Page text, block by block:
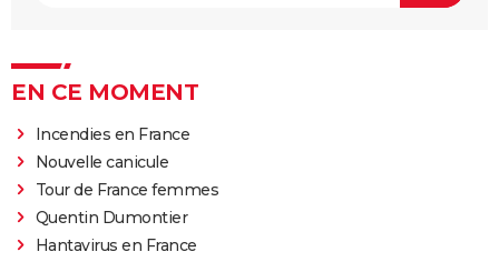
EN CE MOMENT
Incendies en France
Nouvelle canicule
Tour de France femmes
Quentin Dumontier
Hantavirus en France